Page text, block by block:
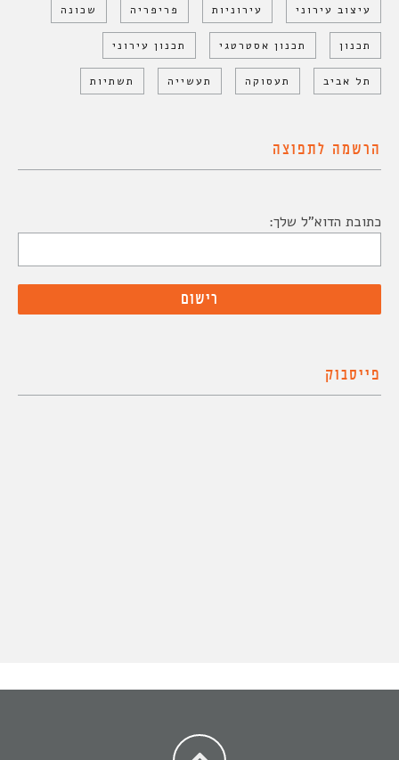
עיצוב עירוני עירוניות פריפריה שכונה
תכנון תכנון אסטרטגי תכנון עירוני
תל אביב תעסוקה תעשייה תשתיות
הרשמה לתפוצה
כתובת הדוא"ל שלך:
פייסבוק